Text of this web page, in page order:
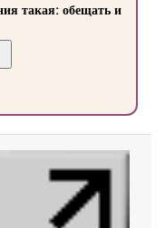
такая: обещать и